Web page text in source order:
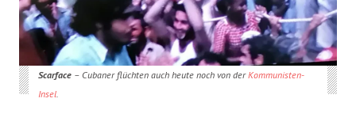
Scarface– Cubaner flüchten auch heute noch von derKommunisten-
Insel.